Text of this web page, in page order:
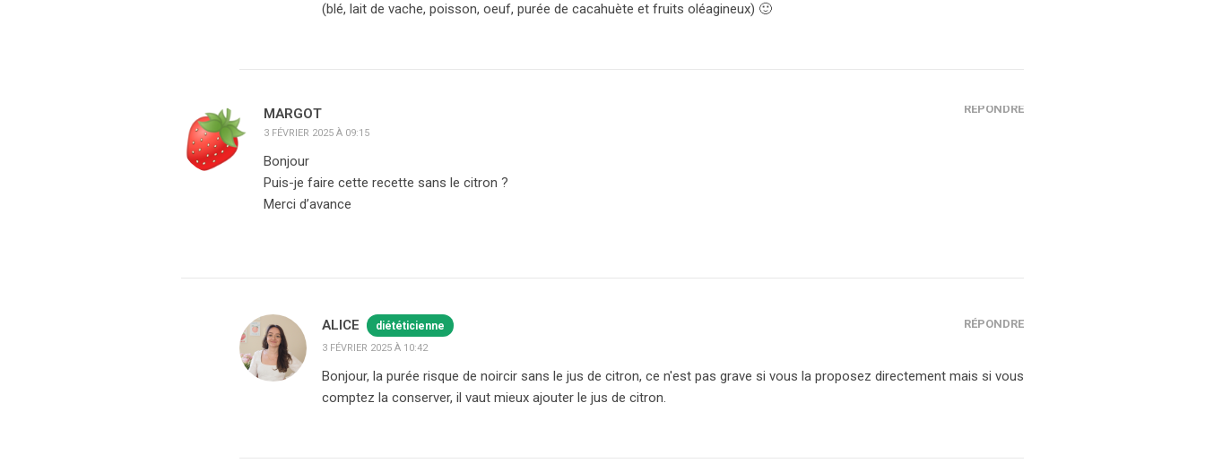
(blé, lait de vache, poisson, oeuf, purée de cacahuète et fruits oléagineux) 🙂
MARGOT
3 FÉVRIER 2025 À 09:15
RÉPONDRE
Bonjour
Puis-je faire cette recette sans le citron ?
Merci d’avance
ALICE diététicienne
3 FÉVRIER 2025 À 10:42
RÉPONDRE
Bonjour, la purée risque de noircir sans le jus de citron, ce n'est pas grave si vous la proposez directement mais si vous
comptez la conserver, il vaut mieux ajouter le jus de citron.